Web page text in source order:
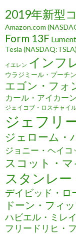
2019年新型
Amazon.com
Form 13F
Tesla (NASDAQ:TSLA)
イエレン インフ
ウラジミール・プーチン
エゴン・フォ
カール・アイカーン
ジェイコブ・ロスチャイ
ジェフリ
ジェローム・
ジョニー・ヘイコ
スコット・
スタンレ
デイビッド・ロ
ドーン・フィ
ハビエル・ミレイ
フリードリヒ・